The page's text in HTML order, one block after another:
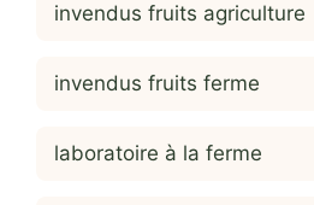
invendus fruits agriculture
invendus fruits ferme
laboratoire à la ferme